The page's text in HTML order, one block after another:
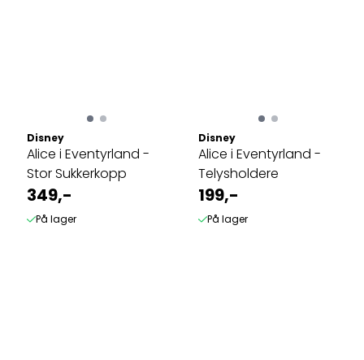
Disney
Alice i Eventyrland -
Stor Sukkerkopp
349,-
På lager
Disney
Alice i Eventyrland -
Telysholdere
199,-
På lager